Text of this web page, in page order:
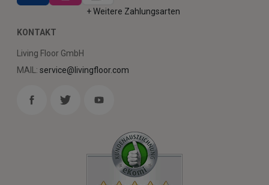
+ Weitere Zahlungsarten
KONTAKT
Living Floor GmbH
MAIL: service@livingfloor.com